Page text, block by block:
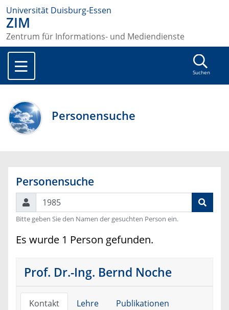
Universität Duisburg-Essen
ZIM
Zentrum für Informations- und Mediendienste
Suchen
Personensuche
Personensuche
Suchen
Bitte geben Sie den Namen der gesuchten Person ein.
Es wurde 1 Person gefunden.
Prof. Dr.-Ing. Bernd Noche
Kontakt Lehre Publikationen